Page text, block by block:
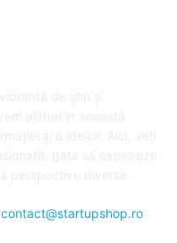
contact@startupshop.ro